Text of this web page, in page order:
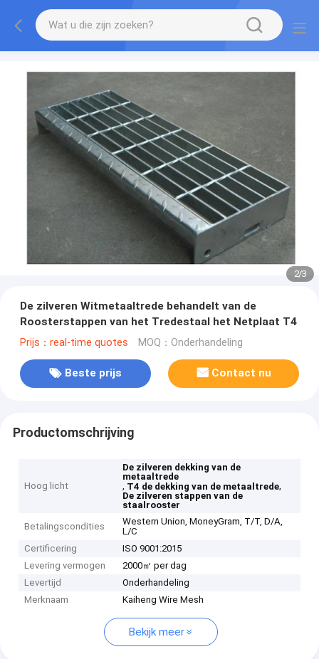
2/3
De zilveren Witmetaaltrede behandelt van de
Roosterstappen van het Tredestaal het Netplaat T4
Prijs：real-time quotes MOQ：Onderhandeling
Beste prijs Contact nu
Productomschrijving
Hoog licht
De zilveren dekking van de
metaaltrede
, T4 de dekking van de metaaltrede,
De zilveren stappen van de
staalrooster
Betalingscondities
Western Union, MoneyGram, T/T, D/A,
L/C
Certificering
ISO 9001:2015
Levering vermogen
2000㎡ per dag
Levertijd
Onderhandeling
Merknaam
Kaiheng Wire Mesh
Bekijk meer